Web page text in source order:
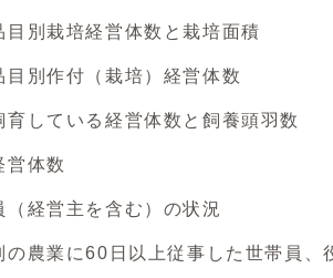
栽培経営体数と栽培面積
作付（栽培）経営体数
ている経営体数と飼養頭羽数
体数
営主を含む）の状況
業に60日以上従事した世帯員、